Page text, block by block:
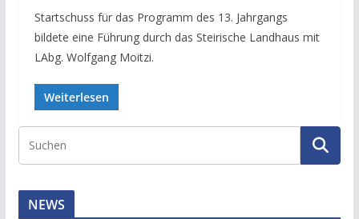
Startschuss für das Programm des 13. Jahrgangs
bildete eine Führung durch das Steirische Landhaus mit
LAbg. Wolfgang Moitzi.
Weiterlesen
NEWS